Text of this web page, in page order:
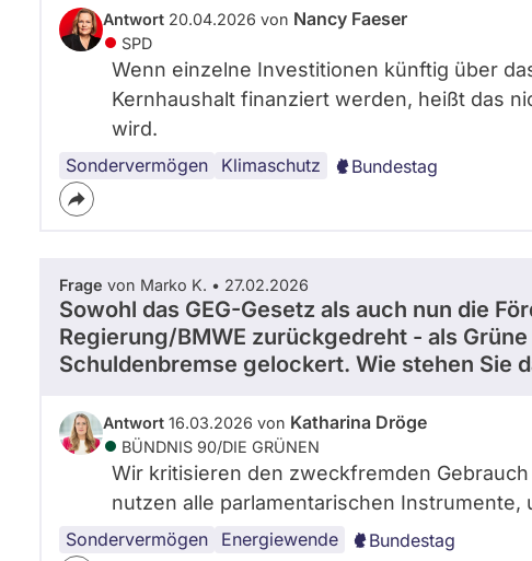
Antwort 20.04.2026 von Nancy Faeser
SPD
Wenn einzelne Investitionen künftig über
Kernhaushalt finanziert werden, heißt das
wird.
Sondervermögen Klimaschutz Bundestag
Frage von Marko K. • 27.02.2026
Sowohl das GEG-Gesetz als auch nun die
Regierung/BMWE zurückgedreht - als
Schuldenbremse gelockert. Wie stehen Sie
Antwort 16.03.2026 von Katharina Dröge
BÜNDNIS 90/­DIE GRÜNEN
Wir kritisieren den zweckfremden
nutzen alle parlamentarischen
Sondervermögen Energiewende Bundestag